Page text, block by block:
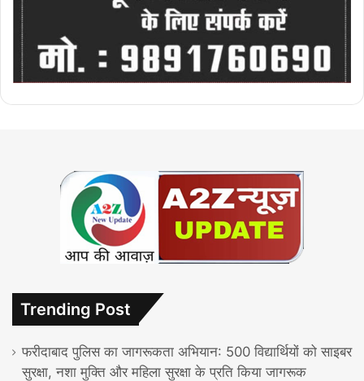
Trending Post
फरीदाबाद पुलिस का जागरूकता अभियान: 500 विद्यार्थियों को साइबर
सुरक्षा, नशा मुक्ति और महिला सुरक्षा के प्रति किया जागरूक